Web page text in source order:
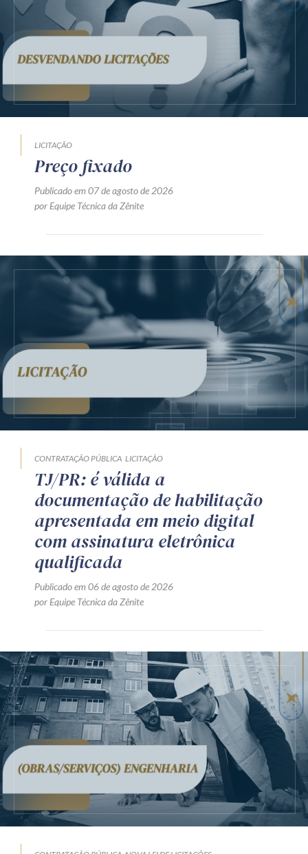
LICITAÇÃO
Preço fixado
Publicado em 07 de agosto de 2026
por Equipe Técnica da Zênite
CONTRATAÇÃO PÚBLICA LICITAÇÃO
TJ/PR: é válida a
documentação de habilitação
apresentada em meio digital
com assinatura eletrônica
qualificada
Publicado em 06 de agosto de 2026
por Equipe Técnica da Zênite